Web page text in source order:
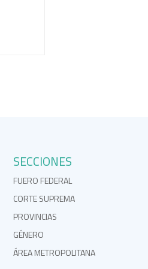
SECCIONES
FUERO FEDERAL
CORTE SUPREMA
PROVINCIAS
GÉNERO
ÁREA METROPOLITANA